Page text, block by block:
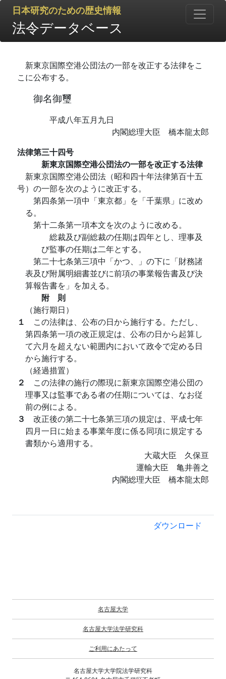
日本研究のための歴史情報
法令データベース
新東京国際空港公団法の一部を改正する法律をこ
こに公布する。
御名御璽
平成八年五月九日
内閣総理大臣 橋本龍太郎
法律第三十四号
新東京国際空港公団法の一部を改正する法律
新東京国際空港公団法（昭和四十年法律第百十五
号）の一部を次のように改正する。
第四条第一項中「東京都」を「千葉県」に改め
る。
第十二条第一項本文を次のように改める。
総裁及び副総裁の任期は四年とし、理事及
び監事の任期は二年とする。
第二十七条第三項中「かつ、」の下に「財務諸
表及び附属明細書並びに前項の事業報告書及び決
算報告書を」を加える。
附 則
（施行期日）
１ この法律は、公布の日から施行する。ただし、
第四条第一項の改正規定は、公布の日から起算し
て六月を超えない範囲内において政令で定める日
から施行する。
（経過措置）
２ この法律の施行の際現に新東京国際空港公団の
理事又は監事である者の任期については、なお従
前の例による。
３ 改正後の第二十七条第三項の規定は、平成七年
四月一日に始まる事業年度に係る同項に規定する
書類から適用する。
大蔵大臣 久保亘
運輸大臣 亀井善之
内閣総理大臣 橋本龍太郎
ダウンロード
名古屋大学
名古屋大学法学研究科
ご利用にあたって
名古屋大学大学院法学研究科